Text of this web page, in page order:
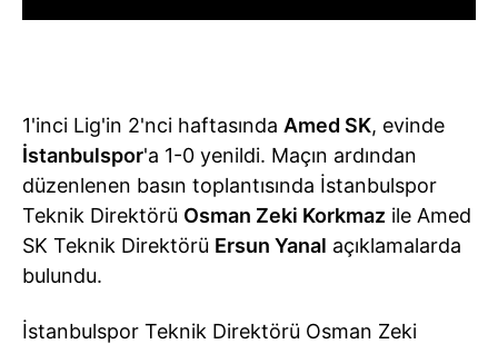
1'inci Lig'in 2'nci haftasında Amed SK, evinde
İstanbulspor'a 1-0 yenildi. Maçın ardından
düzenlenen basın toplantısında İstanbulspor
Teknik Direktörü Osman Zeki Korkmaz ile Amed
SK Teknik Direktörü Ersun Yanal açıklamalarda
bulundu.
İstanbulspor Teknik Direktörü Osman Zeki